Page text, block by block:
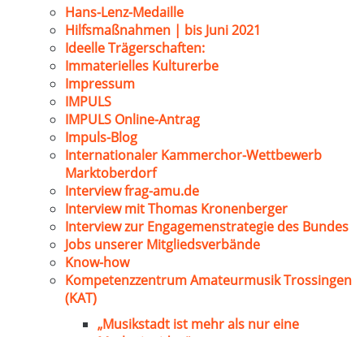
Hans-Lenz-Medaille
Hilfsmaßnahmen | bis Juni 2021
Ideelle Trägerschaften:
Immaterielles Kulturerbe
Impressum
IMPULS
IMPULS Online-Antrag
Impuls-Blog
Internationaler Kammerchor-Wettbewerb
Marktoberdorf
Interview frag-amu.de
Interview mit Thomas Kronenberger
Interview zur Engagemenstrategie des Bundes
Jobs unserer Mitgliedsverbände
Know-how
Kompetenzzentrum Amateurmusik Trossingen
(KAT)
„Musikstadt ist mehr als nur eine